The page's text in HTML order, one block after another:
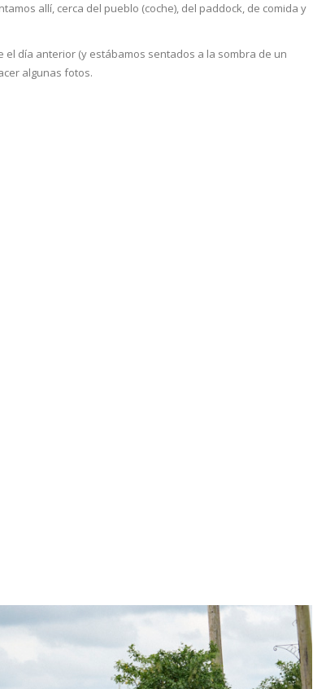
allí, cerca del pueblo (coche), del paddock, de comida y
día anterior (y estábamos sentados a la sombra de un
algunas fotos.